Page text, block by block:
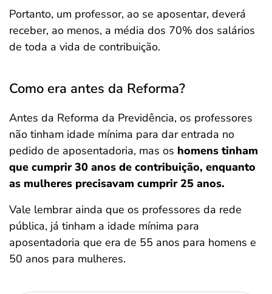
Portanto, um professor, ao se aposentar, deverá
receber, ao menos, a média dos 70% dos salários
de toda a vida de contribuição.
Como era antes da Reforma?
Antes da Reforma da Previdência, os professores
não tinham idade mínima para dar entrada no
pedido de aposentadoria, mas os homens tinham
que cumprir 30 anos de contribuição, enquanto
as mulheres precisavam cumprir 25 anos.
Vale lembrar ainda que os professores da rede
pública, já tinham a idade mínima para
aposentadoria que era de 55 anos para homens e
50 anos para mulheres.